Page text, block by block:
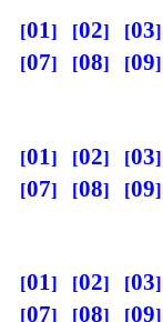
01 02 03
07
08 09
01 02 03
07
08 09
01 02 03
07
08 09